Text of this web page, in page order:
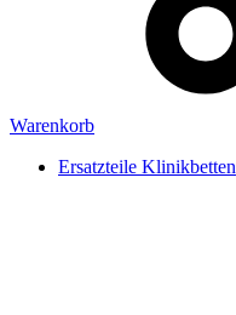
Warenkorb
Ersatzteile Klinikbetten